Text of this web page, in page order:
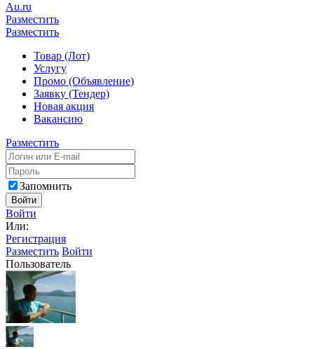
Au.ru
Разместить
Разместить
Товар (Лот)
Услугу
Промо (Объявление)
Заявку (Тендер)
Новая акция
Вакансию
Разместить
Запомнить
Войти
Войти
Или:
Регистрация
Разместить Войти
Пользователь